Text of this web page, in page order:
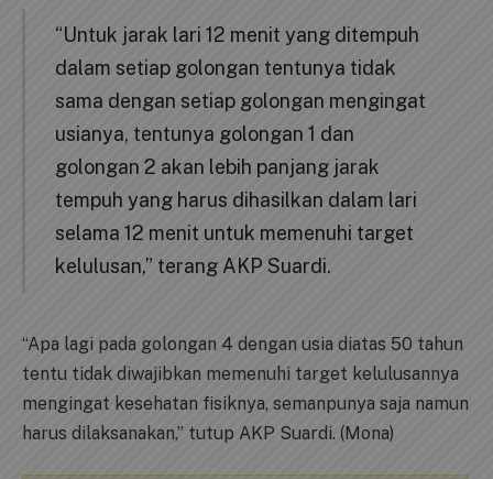
“Untuk jarak lari 12 menit yang ditempuh
dalam setiap golongan tentunya tidak
sama dengan setiap golongan mengingat
usianya, tentunya golongan 1 dan
golongan 2 akan lebih panjang jarak
tempuh yang harus dihasilkan dalam lari
selama 12 menit untuk memenuhi target
kelulusan,” terang AKP Suardi.
“Apa lagi pada golongan 4 dengan usia diatas 50 tahun
tentu tidak diwajibkan memenuhi target kelulusannya
mengingat kesehatan fisiknya, semanpunya saja namun
harus dilaksanakan,” tutup AKP Suardi. (Mona)